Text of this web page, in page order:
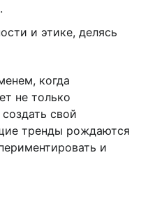
и этике, делясь
когда
не только
свой
тренды рождаются
и